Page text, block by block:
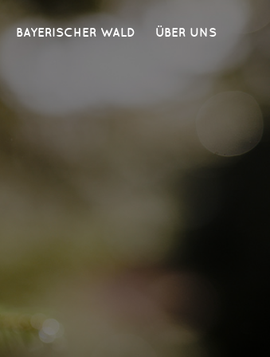
ÜBER UNS
BAYERISCHER WALD